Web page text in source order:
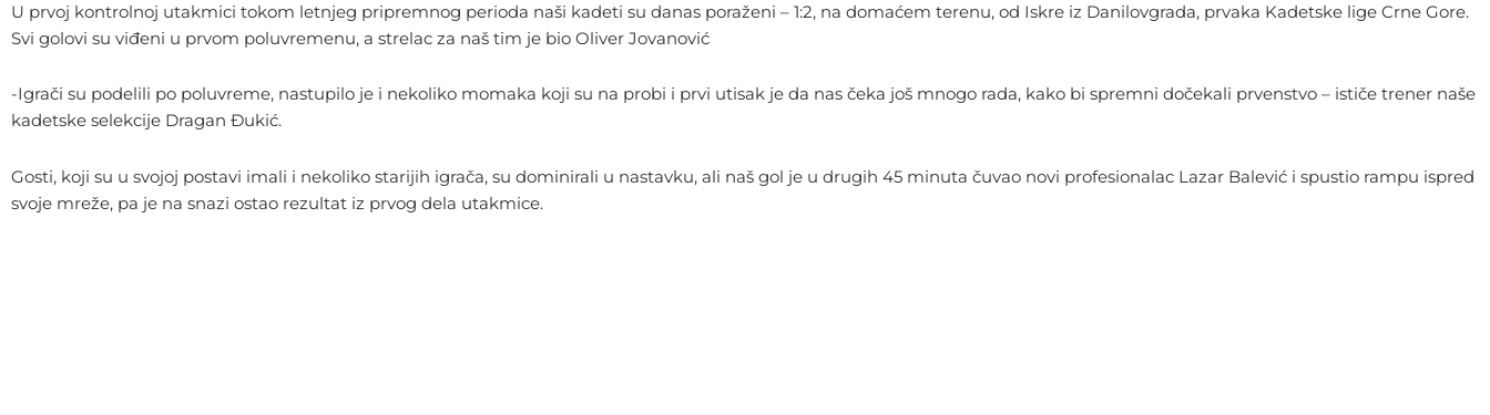
U prvoj kontrolnoj utakmici tokom letnjeg pripremnog perioda naši kadeti su danas poraženi – 1:2, na domaćem terenu, od Iskre iz Danilovgrada, prvaka Kadetske lige Crne Gore.
Svi golovi su viđeni u prvom poluvremenu, a strelac za naš tim je bio Oliver Jovanović
-Igrači su podelili po poluvreme, nastupilo je i nekoliko momaka koji su na probi i prvi utisak je da nas čeka još mnogo rada, kako bi spremni dočekali prvenstvo – ističe trener naše
kadetske selekcije Dragan Đukić.
Gosti, koji su u svojoj postavi imali i nekoliko starijih igrača, su dominirali u nastavku, ali naš gol je u drugih 45 minuta čuvao novi profesionalac Lazar Balević i spustio rampu ispred
svoje mreže, pa je na snazi ostao rezultat iz prvog dela utakmice.